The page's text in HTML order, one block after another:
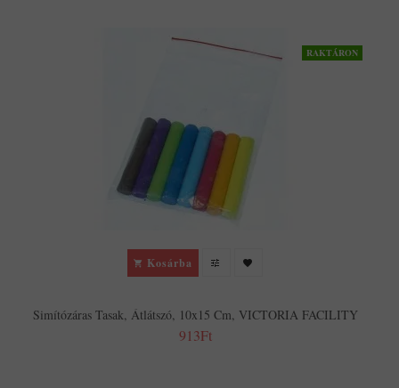
RAKTÁRON
Kosárba
Simítózáras Tasak, Átlátszó, 10x15 Cm, VICTORIA FACILITY
913Ft